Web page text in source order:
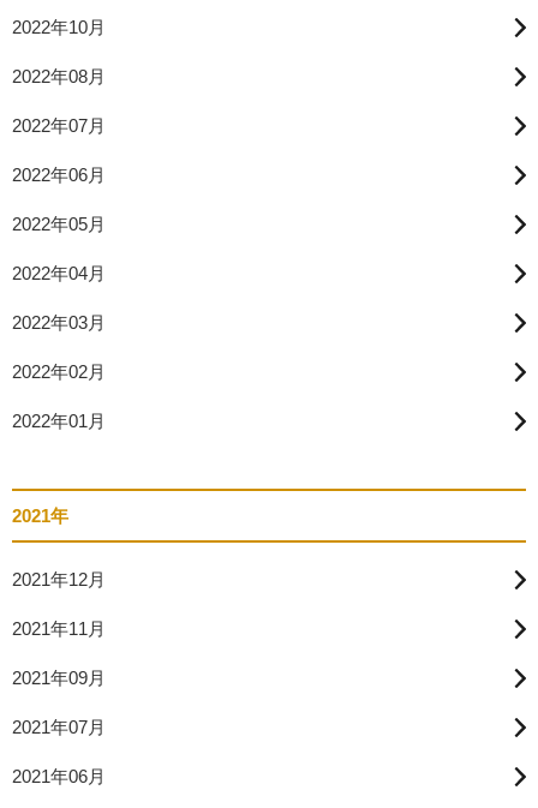
2022年10月
2022年08月
2022年07月
2022年06月
2022年05月
2022年04月
2022年03月
2022年02月
2022年01月
2021年
2021年12月
2021年11月
2021年09月
2021年07月
2021年06月